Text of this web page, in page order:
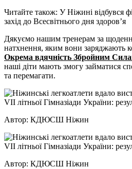
Читайте також: У Ніжині відбувся
захід до Всесвітнього дня здоров’я
Дякуємо нашим тренерам за
натхнення, яким вони заряджають
Окрема вдячність Збройним
наші діти мають змогу займатися
та перемагати.
Автор: КДЮСШ Ніжин
Автор: КДЮСШ Ніжин